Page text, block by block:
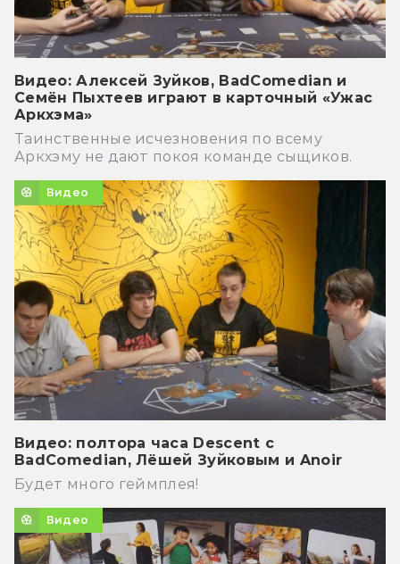
Видео: Алексей Зуйков, BadComedian и
Семён Пыхтеев играют в карточный «Ужас
Аркхэма»
Таинственные исчезновения по всему
Аркхэму не дают покоя команде сыщиков.
Видео
Видео: полтора часа Descent с
BadComedian, Лёшей Зуйковым и Anoir
Будет много геймплея!
Видео